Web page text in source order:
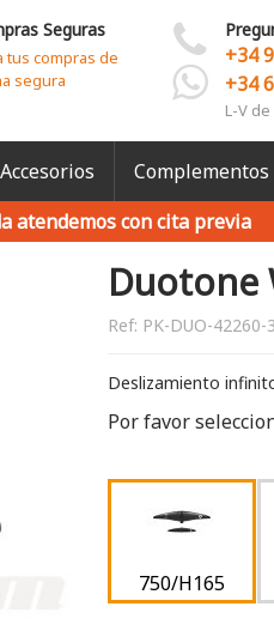
Seguras
tus compras de
segura
+34
+34
L-V
Accesorios Complementos
atendemos con cita previa
Duotone
Ref: PK-DUO-
Deslizamiento
Por favor
750/H165